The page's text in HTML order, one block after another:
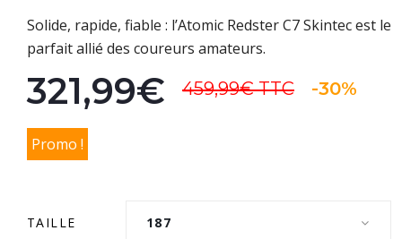
Solide, rapide, fiable : l’Atomic Redster C7 Skintec est le
parfait allié des coureurs amateurs.
321,99€ 459,99€TTC -30%
Promo !
TAILLE 187